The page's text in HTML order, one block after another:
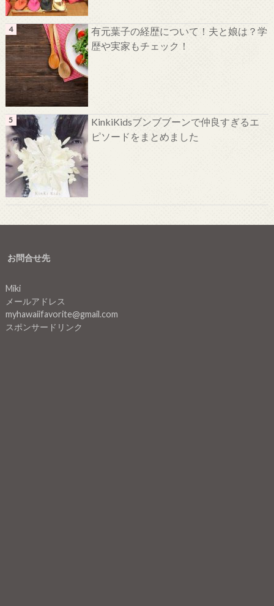
有元葉子の経歴について！夫と娘は？学
歴や実家もチェック！
KinkiKidsブンブブーンで仲良すぎるエ
ピソードをまとめました
お問合せ先
Miki
メールアドレス
myhawaiifavorite@gmail.com
スポンサードリンク